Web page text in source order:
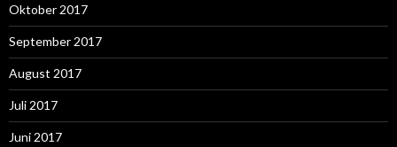
Oktober 2017
September 2017
August 2017
Juli 2017
Juni 2017